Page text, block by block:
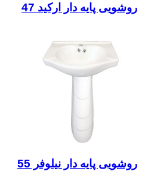
روشویی پایه دار ارکید 47
روشویی پایه دار نیلوفر 55